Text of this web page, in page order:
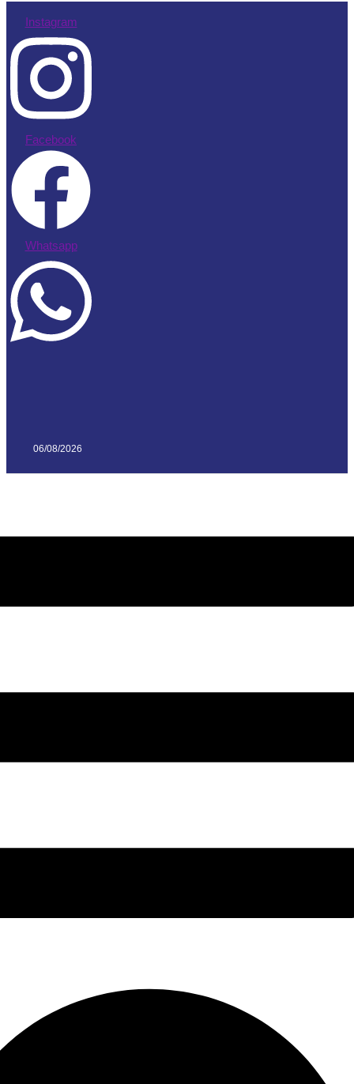
Instagram
Facebook
Whatsapp
06/08/2026